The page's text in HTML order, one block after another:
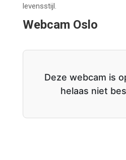
levensstijl.
Webcam Oslo
Deze webcam is
helaas niet